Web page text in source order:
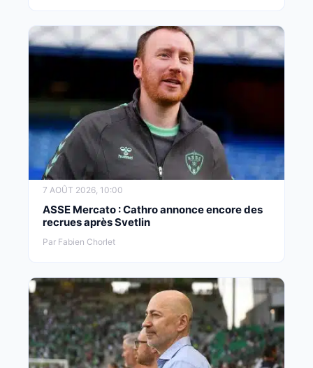
7 AOÛT 2026, 10:00
ASSE Mercato : Cathro annonce encore des
recrues après Svetlin
Par Fabien Chorlet